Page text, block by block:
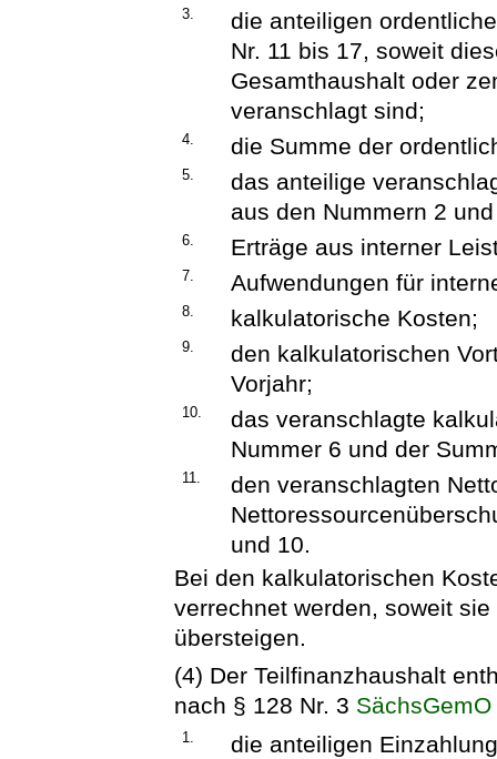
3.
die anteiligen
Nr. 11 bis 17, soweit
Gesamthaushalt oder
veranschlagt sind;
4. die Summe der
5.
das anteilige
aus den Nummern 2
6. Erträge aus interner
7. Aufwendungen für
8. kalkulatorische Kosten;
9.
den kalkulatorischen
Vorjahr;
10.
das veranschlagte
Nummer 6 und der
11.
den veranschlagten
und 10.
Bei den kalkulatorischen
verrechnet werden, soweit
übersteigen.
(4) Der Teilfinanzhaushalt
nach § 128 Nr. 3 SächsGemO
1.
die anteiligen